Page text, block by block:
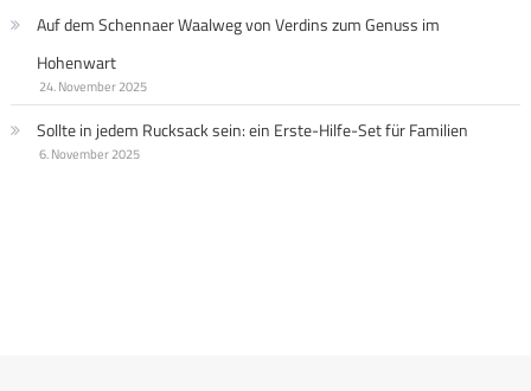
Auf dem Schennaer Waalweg von Verdins zum Genuss im
Hohenwart
24. November 2025
Sollte in jedem Rucksack sein: ein Erste-Hilfe-Set für Familien
6. November 2025